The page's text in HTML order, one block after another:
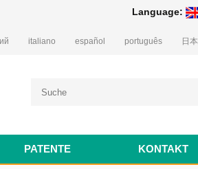
Language:
italiano español português 日
PATENTE KONTAKT